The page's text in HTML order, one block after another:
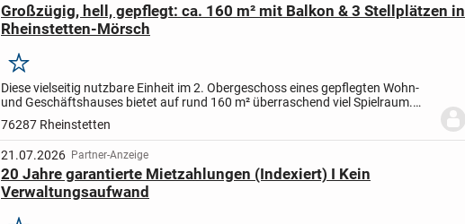
Großzügig, hell, gepflegt: ca. 160 m² mit Balkon & 3 Stellplätzen in
Rheinstetten-Mörsch
Merken
Diese vielseitig nutzbare Einheit im 2. Obergeschoss eines gepflegten Wohn-
und Geschäftshauses bietet auf rund 160 m² überraschend viel Spielraum.
Aktuell ist die Fläche als Büro- bzw. Gewerbeeinhei...
76287 Rheinstetten
21.07.2026 Partner-Anzeige
20 Jahre garantierte Mietzahlungen (Indexiert) I Kein
Verwaltungsaufwand